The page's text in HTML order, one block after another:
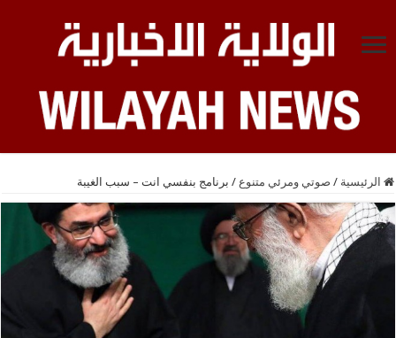
الرئيسية / صوتي ومرئي متنوع / برنامج بنفسي انت – سبب الغيبة